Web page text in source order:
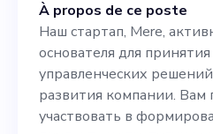
предоставляя
À propos de ce poste
Наш стартап, Mere,
основателя для
управленческих
развития компании. Вам
участвовать в